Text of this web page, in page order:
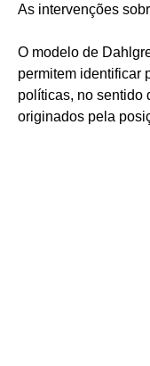
As intervenções
O modelo de
permitem identificar
políticas, no sentido
originados pela